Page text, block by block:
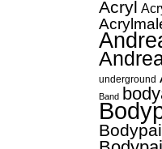
Acryl
underground
Band